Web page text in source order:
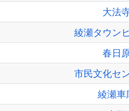
大法
綾瀬タウン
春日
市民文化セ
綾瀬車